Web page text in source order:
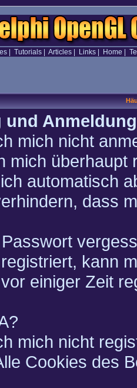
| Tutorials| Articles| Links| Home
und Anmeldung
mich nicht
mich überhaupt
automatisch
dass
kann
einiger Zeit
mich nicht
Cookies des